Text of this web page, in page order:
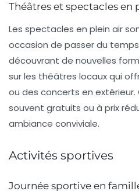
Théâtres et spectacles en
Les spectacles en plein air
occasion de passer du
découvrant de nouvelles
sur les théâtres locaux qui
ou des concerts en
souvent gratuits ou à prix
ambiance conviviale.
Activités sportives
Journée sportive en